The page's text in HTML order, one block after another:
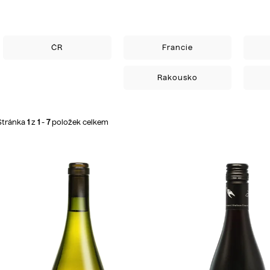
ČR Francie
Rakousko
1 z 1 - 7položek celkem